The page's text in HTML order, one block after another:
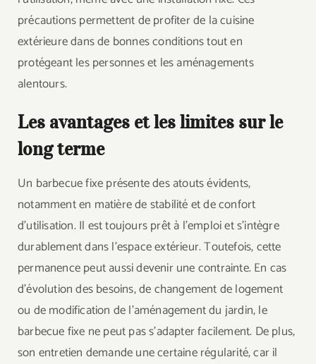
précautions permettent de profiter de la cuisine
extérieure dans de bonnes conditions tout en
protégeant les personnes et les aménagements
alentours.
Les avantages et les limites sur le
long terme
Un barbecue fixe présente des atouts évidents,
notamment en matière de stabilité et de confort
d’utilisation. Il est toujours prêt à l’emploi et s’intègre
durablement dans l’espace extérieur. Toutefois, cette
permanence peut aussi devenir une contrainte. En cas
d’évolution des besoins, de changement de logement
ou de modification de l’aménagement du jardin, le
barbecue fixe ne peut pas s’adapter facilement. De plus,
son entretien demande une certaine régularité, car il